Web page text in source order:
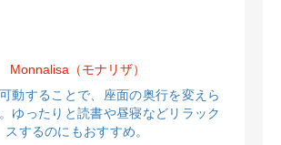
Monnalisa（モナリザ）
動することで、座面の奥行を変えら
ゆったりと読書や昼寝などリラック
スするのにもおすすめ。